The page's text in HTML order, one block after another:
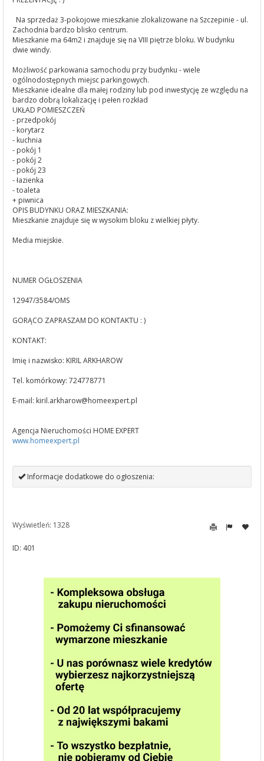
Na sprzedaż 3-pokojowe mieszkanie zlokalizowane na Szczepinie - ul.
Zachodnia bardzo blisko centrum.
Mieszkanie ma 64m2 i znajduje się na VIII piętrze bloku. W budynku
dwie windy.
Możliwość parkowania samochodu przy budynku - wiele
ogólnodostępnych miejsc parkingowych.
Mieszkanie idealne dla małej rodziny lub pod inwestycję ze względu na
bardzo dobrą lokalizację i pełen rozkład
UKŁAD POMIESZCZEŃ
- przedpokój
- korytarz
- kuchnia
- pokój 1
- pokój 2
- pokój 23
- łazienka
- toaleta
+ piwnica
OPIS BUDYNKU ORAZ MIESZKANIA:
Mieszkanie znajduje się w wysokim bloku z wielkiej płyty.
Media miejskie.
NUMER OGŁOSZENIA
12947/3584/OMS
GORĄCO ZAPRASZAM DO KONTAKTU : )
KONTAKT:
Imię i nazwisko: KIRIL ARKHAROW
Tel. komórkowy: 724778771
E-mail: kiril.arkharow@homeexpert.pl
Agencja Nieruchomości HOME EXPERT
www.homeexpert.pl
Informacje dodatkowe do ogłoszenia:
Wyświetleń: 1328
ID: 401